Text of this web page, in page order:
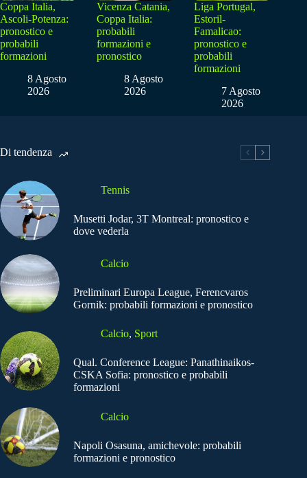
Coppa Italia,
Ascoli-Potenza:
pronostico e
probabili
formazioni
8 Agosto
2026
Vicenza Catania,
Coppa Italia:
probabili
formazioni e
pronostico
8 Agosto
2026
Liga Portugal,
Estoril-
Famalicao:
pronostico e
probabili
formazioni
7 Agosto
2026
Di tendenza
Tennis
Musetti Jodar, 3T Montreal: pronostico e
dove vederla
Calcio
Preliminari Europa League, Ferencvaros
Gornik: probabili formazioni e pronostico
Calcio, Sport
Qual. Conference League: Panathinaikos-
CSKA Sofia: pronostico e probabili
formazioni
Calcio
Napoli Osasuna, amichevole: probabili
formazioni e pronostico